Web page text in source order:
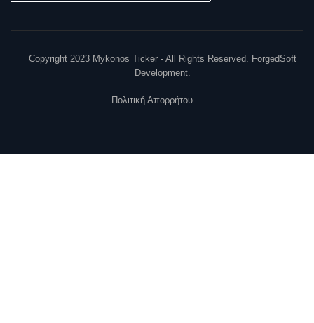
Copyright 2023 Mykonos Ticker - All Rights Reserved. ForgedSoft
Development.
Πολιτική Απορρήτου